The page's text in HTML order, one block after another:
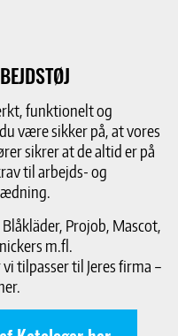
funktionelt og
være sikker på, at vores
sikrer at de altid er på
til arbejds- og
Projob, Mascot,
m.fl.
tilpasser til Jeres firma –